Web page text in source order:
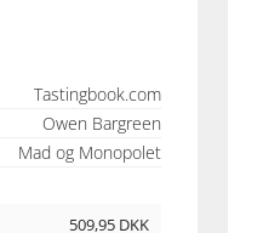
Tastingbook.com
Owen Bargreen
Mad og Monopolet
509,95 DKK